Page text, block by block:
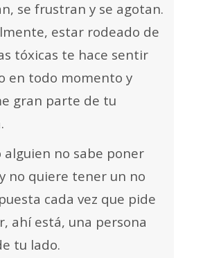
se frustran y se agotan.
estar rodeado de
tóxicas te hace sentir
en todo momento y
gran parte de tu
alguien no sabe poner
no quiere tener un no
cada vez que pide
ahí está, una persona
tu lado.